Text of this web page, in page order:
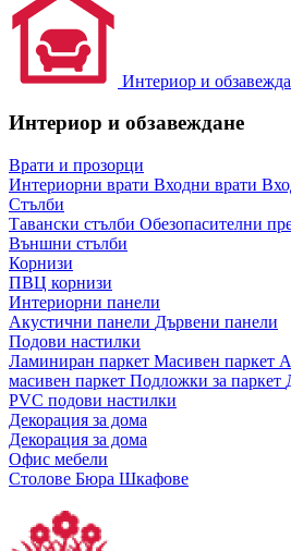
Интериор и
Интериор и обзавеждане
Врати и прозорци
Интериорни врати Входни врати
Стълби
Тавански стълби Обезопасителни
Външни стълби
Корнизи
ПВЦ корнизи
Интериорни панели
Акустични панели Дървени панели
Подови настилки
Ламиниран паркет Масивен паркет
масивен паркет Подложки за паркет
PVC подови настилки
Декорация за дома
Декорация за дома
Офис мебели
Столове Бюра Шкафове